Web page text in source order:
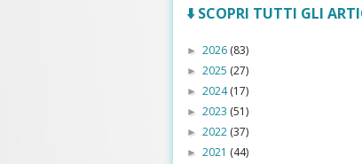
⬇️ SCOPRI TUTTI GLI
► 2026 (83)
► 2025 (27)
► 2024(17)
► 2023 (51)
► 2022 (37)
► 2021 (44)